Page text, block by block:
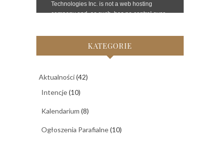
KATEGORIE
Aktualności(42)
Intencje(10)
Kalendarium (8)
Ogłoszenia Parafialne(10)